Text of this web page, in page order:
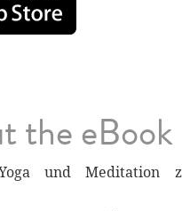
the eBook
und Meditation